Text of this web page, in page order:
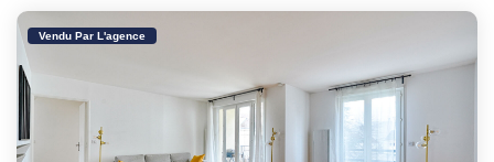
Vendu Par L'agence